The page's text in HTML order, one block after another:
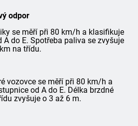
odpor
se měří při 80 km/h a klasifikuje
do E. Spotřeba paliva se zvyšuje
na třídu.
vozovce se měří při 80 km/h a
od A do E. Délka brzdné
zvyšuje o 3 až 6 m.